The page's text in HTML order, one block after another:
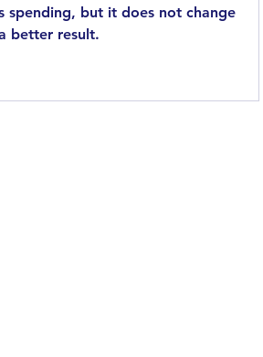
spending, but it does not change
better result.